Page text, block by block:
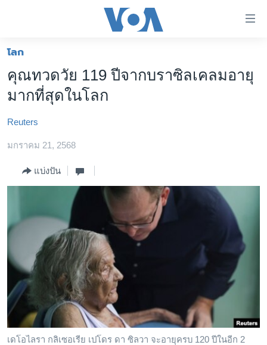
ต่อ
ไป
เนื้อหา
ข้าม
ไป
ข้าม
การ
โลก
เอเชีย
สหรัฐฯ
ไทย
ธุรกิจ
สังคมและสุขภาพ
ไลฟ์สไตล์
ตรวจสอบข่าว
เรียนรู้ภาษาอังกฤษ
พอดคาสต์
ติดตามเรา
โลก
คุณทวดวัย 119 ปีจากบราซิลเคลมอายุ
มากที่สุดในโลก
Reuters
มกราคม 21, 2568
แบ่งปัน
เดโอไลรา กลิเซอเรีย เปโดร ดา ซิลวา จะอายุครบ 120 ปีในอีก 2